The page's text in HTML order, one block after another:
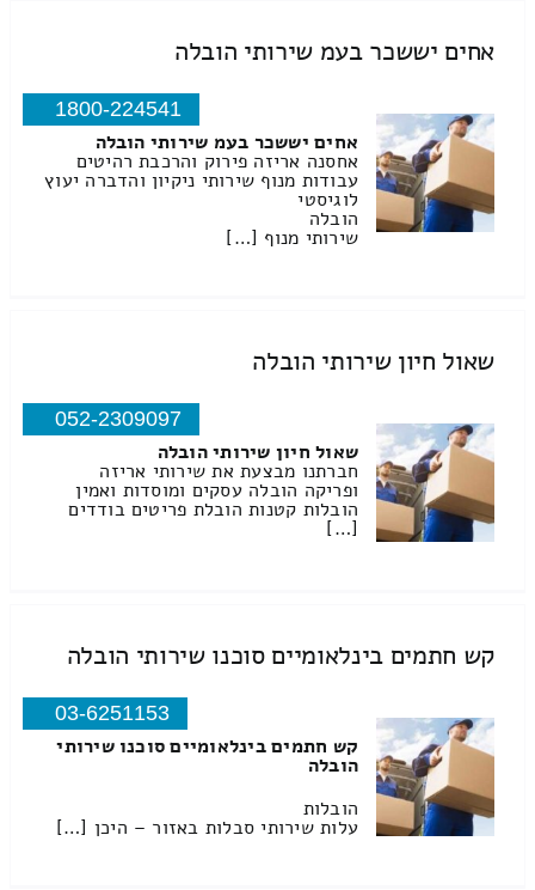
אחים יששכר בעמ שירותי הובלה
1800-224541
אחים יששכר בעמ שירותי הובלה
אחסנה אריזה פירוק והרכבת רהיטים
עבודות מנוף שירותי ניקיון והדברה יעוץ
לוגיסטי
הובלה
שירותי מנוף […]
שאול חיון שירותי הובלה
052-2309097
שאול חיון שירותי הובלה
חברתנו מבצעת את שירותי אריזה
ופריקה הובלה עסקים ומוסדות ואמין
הובלות קטנות הובלת פריטים בודדים
[…]
קש חתמים בינלאומיים סוכנו שירותי הובלה
03-6251153
קש חתמים בינלאומיים סוכנו שירותי
הובלה
הובלות
עלות שירותי סבלות באזור – היכן […]